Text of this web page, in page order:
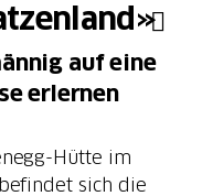
auf eine
erlernen
Hütte im
sich die